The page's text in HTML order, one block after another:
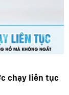
chạy liên tục